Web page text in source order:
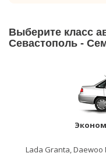
Выберите класс
Севастополь -
Lada Granta, Daewoo